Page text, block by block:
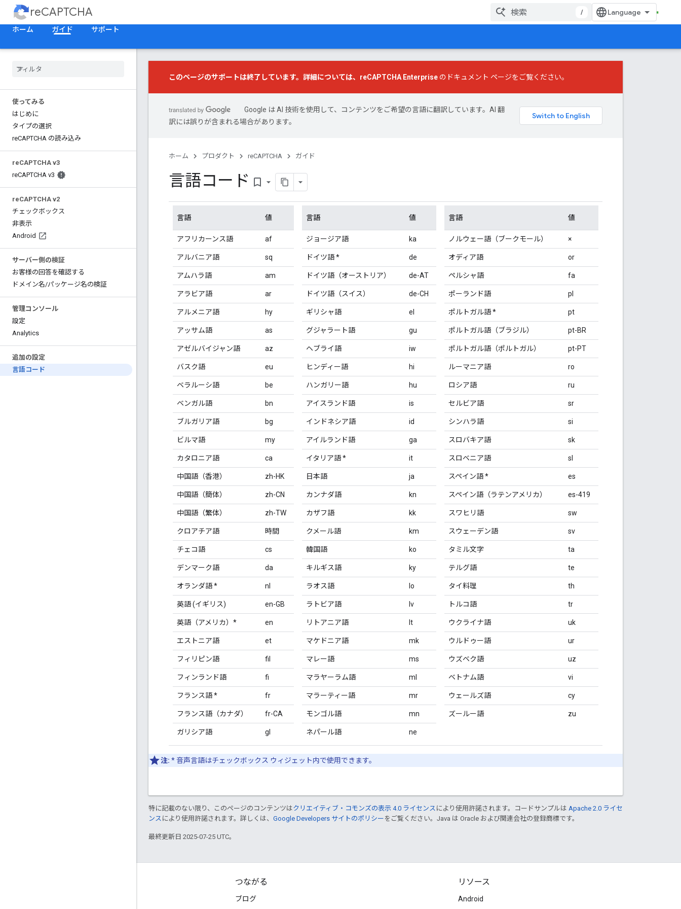
reCAPTCHA
/
ホーム
ガイド サポート
使ってみる
はじめに
タイプの選択
reCAPTCHA の読み込み
reCAPTCHA v3
reCAPTCHA v3
reCAPTCHA v2
チェックボックス
非表示
Android
サーバー側の検証
お客様の回答を確認する
ドメイン名/パッケージ名の検証
管理コンソール
設定
Analytics
追加の設定
言語コード
このページのサポートは終了しています。詳細については、 reCAPTCHA Enterprise のドキュメント ページをご覧ください。
Google は AI 技術を使用して、コンテンツをご希望の言語に翻訳しています。AI 翻
訳には誤りが含まれる場合があります。
ホーム プロダクト reCAPTCHA ガイド
言語コード bookmark_border
言語 値
アフリカーンス語 af
アルバニア語 sq
アムハラ語 am
アラビア語 ar
アルメニア語 hy
アッサム語 as
アゼルバイジャン語 az
バスク語 eu
ベラルーシ語 be
ベンガル語 bn
ブルガリア語 bg
ビルマ語 my
カタロニア語 ca
中国語（香港） zh-HK
中国語（簡体） zh-CN
中国語（繁体） zh-TW
クロアチア語 時間
チェコ語 cs
デンマーク語 da
オランダ語 * nl
英語 (イギリス) en-GB
英語（アメリカ）* en
エストニア語 et
フィリピン語 fil
フィンランド語 fi
フランス語 * fr
フランス語（カナダ） fr-CA
ガリシア語 gl
言語 値
ジョージア語 ka
ドイツ語 * de
ドイツ語（オーストリア） de-AT
ドイツ語（スイス） de-CH
ギリシャ語 el
グジャラート語 gu
ヘブライ語 iw
ヒンディー語 hi
ハンガリー語 hu
アイスランド語 is
インドネシア語 id
アイルランド語 ga
イタリア語 * it
日本語 ja
カンナダ語 kn
カザフ語 kk
クメール語 km
韓国語 ko
キルギス語 ky
ラオス語 lo
ラトビア語 lv
リトアニア語 lt
マケドニア語 mk
マレー語 ms
マラヤーラム語 ml
マラーティー語 mr
モンゴル語 mn
ネパール語 ne
言語 値
ノルウェー語（ブークモール） ×
オディア語 or
ペルシャ語 fa
ポーランド語 pl
ポルトガル語 * pt
ポルトガル語（ブラジル） pt-BR
ポルトガル語（ポルトガル） pt-PT
ルーマニア語 ro
ロシア語 ru
セルビア語 sr
シンハラ語 si
スロバキア語 sk
スロベニア語 sl
スペイン語 * es
スペイン語（ラテンアメリカ） es-419
スワヒリ語 sw
スウェーデン語 sv
タミル文字 ta
テルグ語 te
タイ料理 th
トルコ語 tr
ウクライナ語 uk
ウルドゥー語 ur
ウズベク語 uz
ベトナム語 vi
ウェールズ語 cy
ズールー語 zu
注: * 音声言語はチェックボックス ウィジェット内で使用できます。
特に記載のない限り、このページのコンテンツはクリエイティブ・コモンズの表示 4.0 ライセンス により使用許諾されます。コードサンプルは Apache 2.0 ライセ
ンス により使用許諾されます。詳しくは、 Google Developers サイトのポリシー をご覧ください。Java は Oracle および関連会社の登録商標です。
最終更新日 2025-07-25 UTC。
つながる
ブログ
リソース
Android